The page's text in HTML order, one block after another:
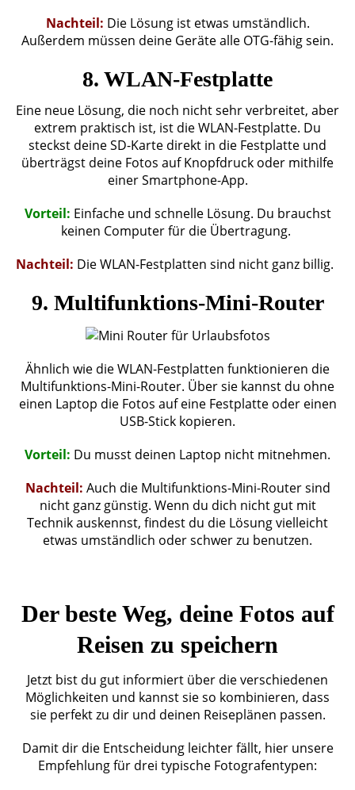
Nachteil: Die Lösung ist etwas umständlich.
Außerdem müssen deine Geräte alle OTG-fähig sein.
8. WLAN-Festplatte
Eine neue Lösung, die noch nicht sehr verbreitet, aber
extrem praktisch ist, ist die WLAN-Festplatte. Du
steckst deine SD-Karte direkt in die Festplatte und
überträgst deine Fotos auf Knopfdruck oder mithilfe
einer Smartphone-App.
Vorteil: Einfache und schnelle Lösung. Du brauchst
keinen Computer für die Übertragung.
Nachteil: Die WLAN-Festplatten sind nicht ganz billig.
9. Multifunktions-Mini-Router
Ähnlich wie die WLAN-Festplatten funktionieren die
Multifunktions-Mini-Router. Über sie kannst du ohne
einen Laptop die Fotos auf eine Festplatte oder einen
USB-Stick kopieren.
Vorteil: Du musst deinen Laptop nicht mitnehmen.
Nachteil: Auch die Multifunktions-Mini-Router sind
nicht ganz günstig. Wenn du dich nicht gut mit
Technik auskennst, findest du die Lösung vielleicht
etwas umständlich oder schwer zu benutzen.
Der beste Weg, deine Fotos auf
Reisen zu speichern
Jetzt bist du gut informiert über die verschiedenen
Möglichkeiten und kannst sie so kombinieren, dass
sie perfekt zu dir und deinen Reiseplänen passen.
Damit dir die Entscheidung leichter fällt, hier unsere
Empfehlung für drei typische Fotografentypen: